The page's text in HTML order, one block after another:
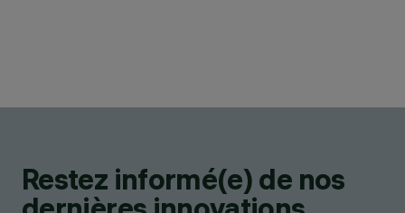
Restez informé(e) de nos